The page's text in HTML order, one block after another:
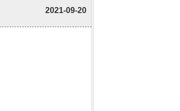
2021-09-20